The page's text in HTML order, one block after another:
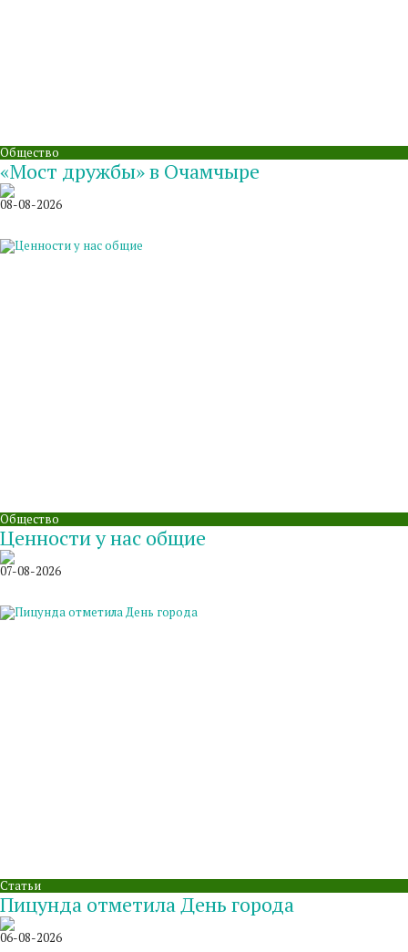
Общество
«Мост дружбы» в Очамчыре
08-08-2026
Общество
Ценности у нас общие
07-08-2026
Статьи
Пицунда отметила День города
06-08-2026